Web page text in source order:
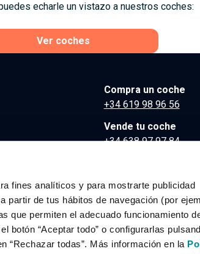
fines analíticos y para mostrarte publicidad
partir de tus hábitos de navegación (por
que permiten el adecuado funcionamiento
botón “Aceptar todo” o configurarlas
“Rechazar todas”. Más información en la
echarle un vistazo a nuestros coches:
Ver coches
Compra un coche
+34 619 98 96 56
Vende tu coche
+34 638 97 97 84